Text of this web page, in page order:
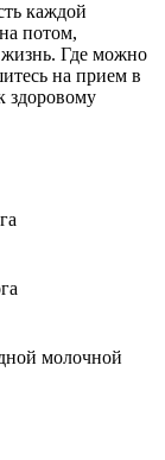
каждой
потом,
жизнь. Где можно
на прием в
здоровому
молочной